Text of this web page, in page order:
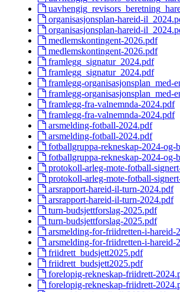
organisasjonsplan-hareid-
organisasjonsplan-hareid-
medlemskontingent-2026.pdf
medlemskontingent-2026.pdf
framlegg_signatur_2024.pdf
framlegg_signatur_2024.pdf
framlegg-organisasjonsplan_med-
framlegg-organisasjonsplan_med-
framlegg-fra-valnemnda-2024.pdf
framlegg-fra-valnemnda-2024.pdf
arsmelding-fotball-2024.pdf
arsmelding-fotball-2024.pdf
fotballgruppa-rekneskap-2024-og-
fotballgruppa-rekneskap-2024-og-
protokoll-arleg-mote-fotball-
protokoll-arleg-mote-fotball-
arsrapport-hareid-il-turn-2024.pdf
arsrapport-hareid-il-turn-2024.pdf
turn-budsjettforslag-2025.pdf
turn-budsjettforslag-2025.pdf
arsmelding-for-friidretten-i-hareid-
arsmelding-for-friidretten-i-hareid-
friidrett_budsjett2025.pdf
friidrett_budsjett2025.pdf
forelopig-rekneskap-friidrett-
forelopig-rekneskap-friidrett-